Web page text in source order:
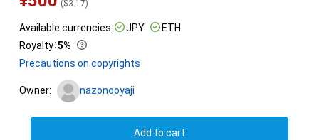
($3.17)
Available currencies: JPY
ETH
Royalty：5%
Precautions on copyrights
Owner: nazonooyaji
Add to cart